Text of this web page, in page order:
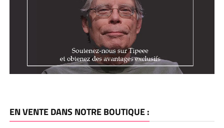
EN VENTE DANS NOTRE BOUTIQUE :